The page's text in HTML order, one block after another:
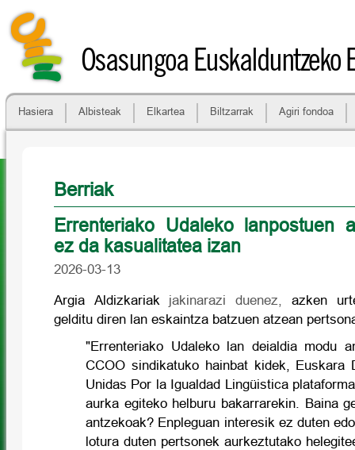
Osasungoa Euskalduntzeko
Hasiera Albisteak Elkartea Biltzarrak Agiri fondoa
Berriak
Errenteriako Udaleko lanpostuen
ez da kasualitatea izan
2026-03-13
Argia Aldizkariakjakinarazi duenez, azken
gelditu diren lan eskaintza batzuen atzean
"Errenteriako Udaleko lan deialdia modu
CCOO sindikatuko hainbat kidek, Euskara
Unidas Por la Igualdad Lingüistica
aurka egiteko helburu bakarrarekin. Baina
antzekoak? Enpleguan interesik ez duten
lotura duten pertsonek aurkeztutako